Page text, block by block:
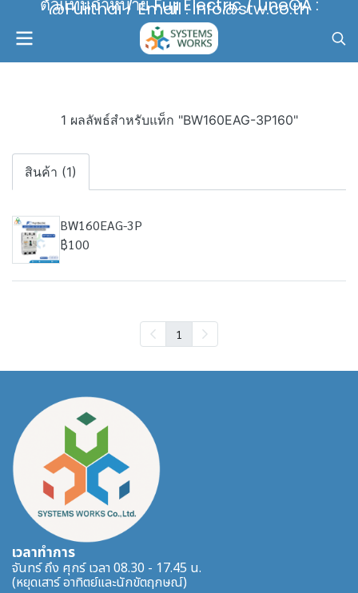
ตัวแทนจำหน่าย Fuji Electric / LineOA :
@Fujithai / Email : info@stw.co.th
1 ผลลัพธ์สำหรับแท็ก "BW160EAG-3P160"
สินค้า (1)
BW160EAG-3P
฿100
1
เวลาทำการ
จันทร์ ถึง ศุกร์ เวลา 08.30 - 17.45 น.
(หยุดเสาร์ อาทิตย์และนักขัตฤกษณ์)